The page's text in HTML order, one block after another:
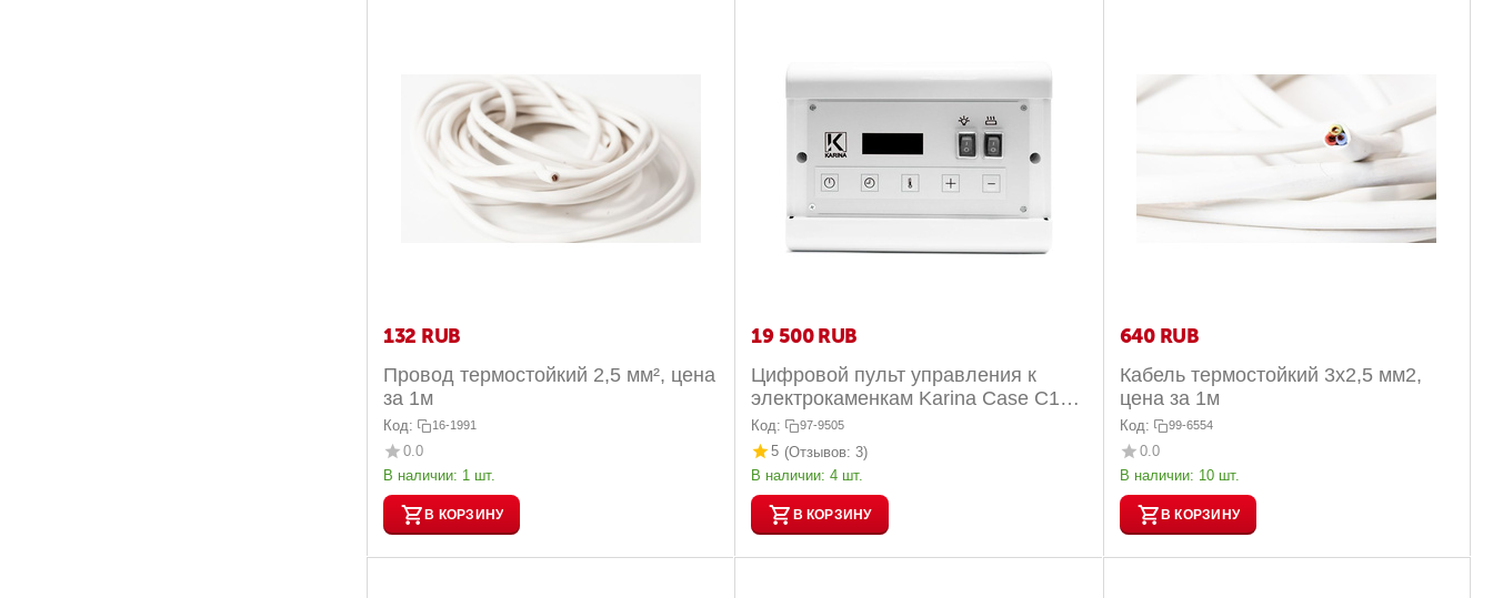
‍132‍ RUB
Провод термостойкий 2,5 мм², цена
за 1м
Код: 16-1991
0.0
В наличии: 1 шт.
В КОРЗИНУ
19 500 RUB
Цифровой пульт управления к
электрокаменкам Karina Case C15
White до 15 кВт
Код: 97-9505
5 (Отзывов: 3)
В наличии: 4 шт.
В КОРЗИНУ
‍640‍ RUB
Кабель термостойкий 3х2,5 мм2,
цена за 1м
Код: 99-6554
0.0
В наличии: 10 шт.
В КОРЗИНУ